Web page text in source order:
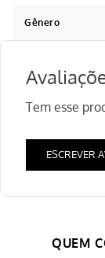
Gênero
Tem esse
ESCREVER